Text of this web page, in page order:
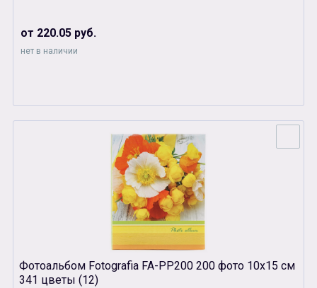
от 220.05 руб.
нет в наличии
Фотоальбом Fotografia FA-PP200 200 фото 10х15 см
341 цветы (12)